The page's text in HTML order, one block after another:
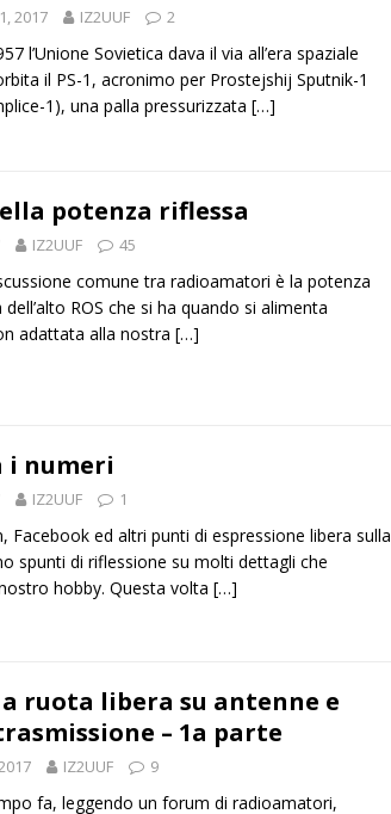
2017 IZ2UUF 2
l’Unione Sovietica dava il via all’era spaziale
il PS-1, acronimo per Prostejshij Sputnik-1
1), una palla pressurizzata […]
potenza riflessa
IZ2UUF 45
comune tra radioamatori è la potenza
ROS che si ha quando si alimenta
adattata alla nostra […]
i numeri
IZ2UUF 1
Facebook ed altri punti di espressione libera sulla
spunti di riflessione su molti dettagli che
hobby. Questa volta […]
ruota libera su antenne e
– 1a parte
IZ2UUF 9
fa, leggendo un forum di radioamatori,